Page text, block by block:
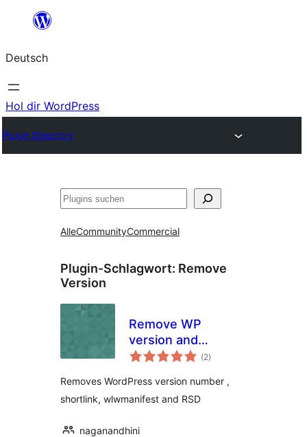
springen
Deutsch
Hol dir WordPress
Plugin Directory
Suchen
AlleCommunityCommercial
Plugin-Schlagwort: Remove
Version
Remove WP
version and
shortlink
(2Bewertungen
insgesamt
)
Removes WordPress version number ,
shortlink, wlwmanifest and RSD
naganandhini